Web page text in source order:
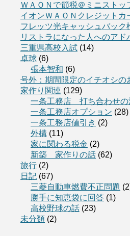
ＷＡＯＮで節税＠ミニストッ
イオンＷＡＯＮクレジットカ
フレッツ光キャッシュバック
リストラになった人へのアド
三重県高校入試 (14)
卓球 (6)
張本智和 (6)
号外：期間限定のイチオシの
家作り関連 (129)
一条工務店 打ち合わせの
一条工務店オプション (28)
一条工務店値引き (2)
外構 (11)
家に関わる税金 (2)
新築 家作りの話 (62)
旅行 (2)
日記 (67)
三菱自動車燃費不正問題
勝手に知恵袋に回答 (1)
高校野球の話 (23)
未分類 (2)